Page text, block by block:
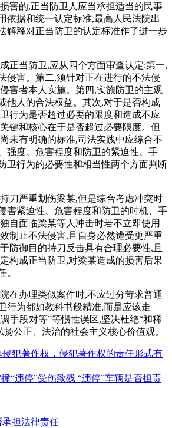
害的,正当防卫人应当承担适当的民事
依据和统一认定标准,最高人民法院出
解释对正当防卫的认定标准作了进一步
正当防卫,应从四个方面审查认定:第一,
侵害。第二,须针对正在进行的不法侵
害者本人实施。第四,实施防卫的主观
他人的合法权益。其次,对于是否构成
行为是否超过必要的限度和造成不应
键和核心在于是否超过必要限度。但
未有明确的标准,司法实践中应综合不
强度、危害程度和防卫的紧迫性、手
卫行为的必要性和相当性两个方面判断
刀严重划伤梁某,但是综合考虑冲突时
害紧迫性、危害程度和防卫的时机、手
自面临梁某等人冲击时若不立即使用
制止不法侵害,且自身必然遭受更严重
防御目的持刀反击具有合理必要性,且
构成正当防卫,对梁某造成的损害后果
。
在办理类似案件时,不应过分苛求普通
行为都如教科书般精准,而是应该走
手段对等”等惯性误区,坚决杜绝“和稀
公正、法治的社会主义核心价值观。
侵犯著作权，侵犯著作权的责任形式有
“违停”受伤致残 “违停”车辆是否担责
担法律责任